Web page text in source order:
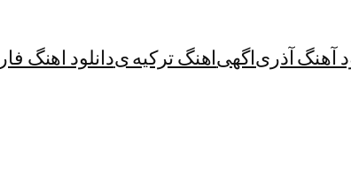
آهنگ آذریاگهیاهنگ ترکیه یدانلود اهنگ